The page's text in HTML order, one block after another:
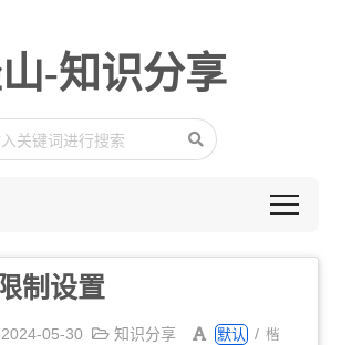
-知识分享
制设置
2024-05-30 知识分享 默认 / 楷